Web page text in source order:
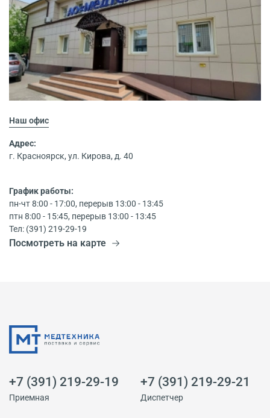
Наш офис
Адрес:
г. Красноярск, ул. Кирова, д. 40
График работы:
пн-чт 8:00 - 17:00, перерыв 13:00 - 13:45
птн 8:00 - 15:45, перерыв 13:00 - 13:45
Тел: (391) 219-29-19
Посмотреть на карте
+7 (391) 219-29-19
Приемная
+7 (391) 219-29-21
Диспетчер